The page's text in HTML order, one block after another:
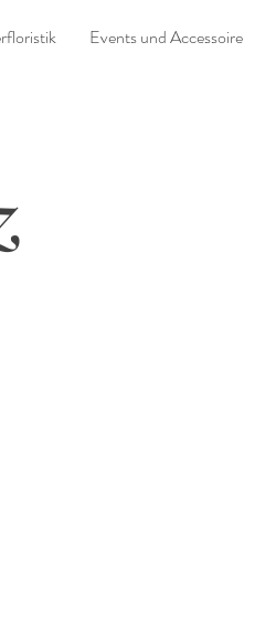
Events und Accessoire